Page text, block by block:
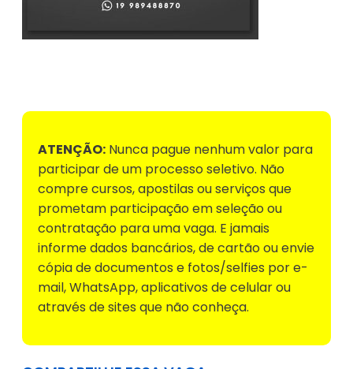
ATENÇÃO: Nunca pague nenhum valor para
participar de um processo seletivo. Não
compre cursos, apostilas ou serviços que
prometam participação em seleção ou
contratação para uma vaga. E jamais
informe dados bancários, de cartão ou envie
cópia de documentos e fotos/selfies por e-
mail, WhatsApp, aplicativos de celular ou
através de sites que não conheça.